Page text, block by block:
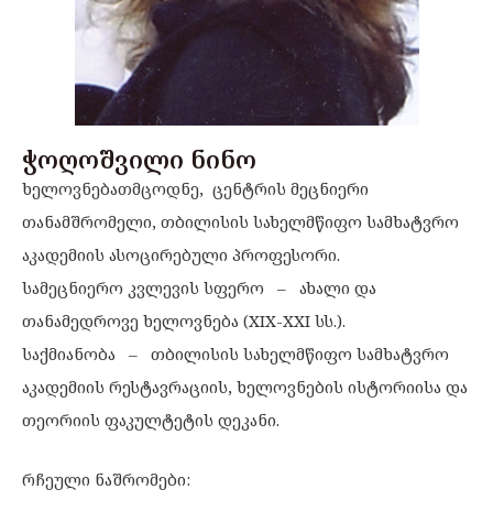
ჭოღოშვილი ნინო
ხელოვნებათმცოდნე, ცენტრის მეცნიერი
თანამშრომელი, თბილისის სახელმწიფო სამხატვრო
აკადემიის ასოცირებული პროფესორი.
სამეცნიერო კვლევის სფერო – ახალი და
თანამედროვე ხელოვნება (XIX-XXI სს.).
საქმიანობა – თბილისის სახელმწიფო სამხატვრო
აკადემიის რესტავრაციის, ხელოვნების ისტორიისა და
თეორიის ფაკულტეტის დეკანი.
რჩეული ნაშრომები: